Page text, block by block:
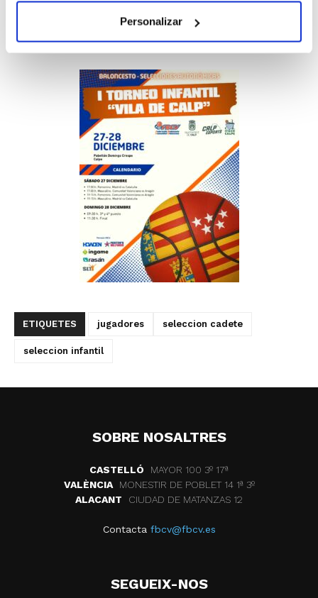
Personalizar
Comunitat Valenciana(veure més
informació).
ETIQUETES jugadores seleccion cadete
seleccion infantil
SOBRE NOSALTRES
CASTELLÓ
MAYOR 100 3º 17ª
VALÈNCIA
MONESTIR DE POBLET 14 1ª 3º
ALACANT
CIUDAD DE MATANZAS 12
Contacta fbcv@fbcv.es
SEGUEIX-NOS